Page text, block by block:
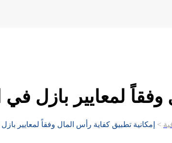
لمعايير بازل في
> إمكانية تطبيق كفاية رأس المال وفقاً لمعايير بازل